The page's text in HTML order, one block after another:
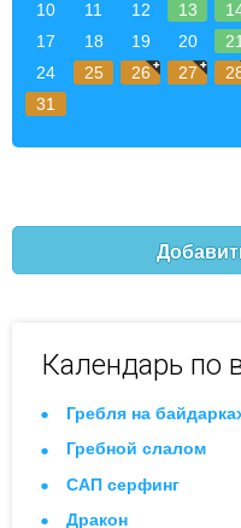
10
11 12 13
17
18 19 20 21
24
25 26 27
31
Календарь по
Гребля на
Гребной слалом
САП серфинг
Дракон